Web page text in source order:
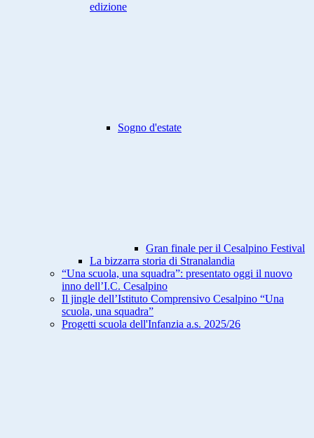
edizione
Sogno d'estate
Gran finale per il Cesalpino Festival
La bizzarra storia di Stranalandia
“Una scuola, una squadra”: presentato oggi il nuovo
inno dell’I.C. Cesalpino
Il jingle dell’Istituto Comprensivo Cesalpino “Una
scuola, una squadra”
Progetti scuola dell'Infanzia a.s. 2025/26